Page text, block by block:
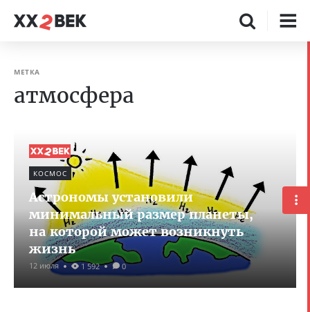
МЕТКА
атмосфера
КОСМОС
Астрономы установили
минимальный размер планеты,
на которой может возникнуть
жизнь
12 июля 1 592 0